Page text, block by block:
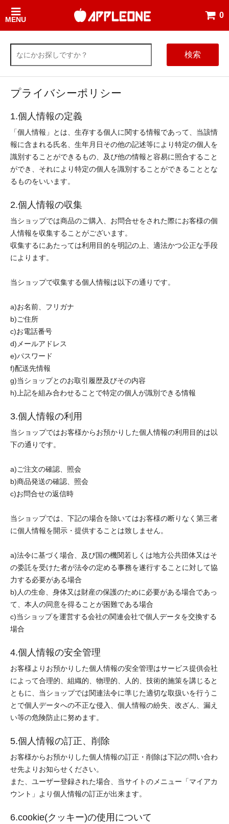
MENU
0
検索
プライバシーポリシー
1.個人情報の定義
「個人情報」とは、生存する個人に関する情報であって、当該情
報に含まれる氏名、生年月日その他の記述等により特定の個人を
識別することができるもの、及び他の情報と容易に照合すること
ができ、それにより特定の個人を識別することができることとな
るものをいいます。
2.個人情報の収集
当ショップでは商品のご購入、お問合せをされた際にお客様の個
人情報を収集することがございます。
収集するにあたっては利用目的を明記の上、適法かつ公正な手段
によります。
当ショップで収集する個人情報は以下の通りです。
a)お名前、フリガナ
b)ご住所
c)お電話番号
d)メールアドレス
e)パスワード
f)配送先情報
g)当ショップとのお取引履歴及びその内容
h)上記を組み合わせることで特定の個人が識別できる情報
3.個人情報の利用
当ショップではお客様からお預かりした個人情報の利用目的は以
下の通りです。
a)ご注文の確認、照会
b)商品発送の確認、照会
c)お問合せの返信時
当ショップでは、下記の場合を除いてはお客様の断りなく第三者
に個人情報を開示・提供することは致しません。
a)法令に基づく場合、及び国の機関若しくは地方公共団体又はそ
の委託を受けた者が法令の定める事務を遂行することに対して協
力する必要がある場合
b)人の生命、身体又は財産の保護のために必要がある場合であっ
て、本人の同意を得ることが困難である場合
c)当ショップを運営する会社の関連会社で個人データを交換する
場合
4.個人情報の安全管理
お客様よりお預かりした個人情報の安全管理はサービス提供会社
によって合理的、組織的、物理的、人的、技術的施策を講じると
ともに、当ショップでは関連法令に準じた適切な取扱いを行うこ
とで個人データへの不正な侵入、個人情報の紛失、改ざん、漏え
い等の危険防止に努めます。
5.個人情報の訂正、削除
お客様からお預かりした個人情報の訂正・削除は下記の問い合わ
せ先よりお知らせください。
また、ユーザー登録された場合、当サイトのメニュー「マイアカ
ウント」より個人情報の訂正が出来ます。
6.cookie(クッキー)の使用について